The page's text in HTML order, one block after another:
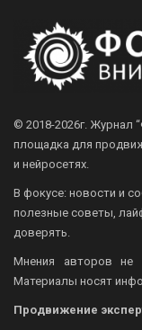
© 2018-2026г. Журнал
площадка для
и нейросетях.
В фокусе: новости и
полезные советы,
доверять.
Мнения авторов не
Материалы носят
Продвижение